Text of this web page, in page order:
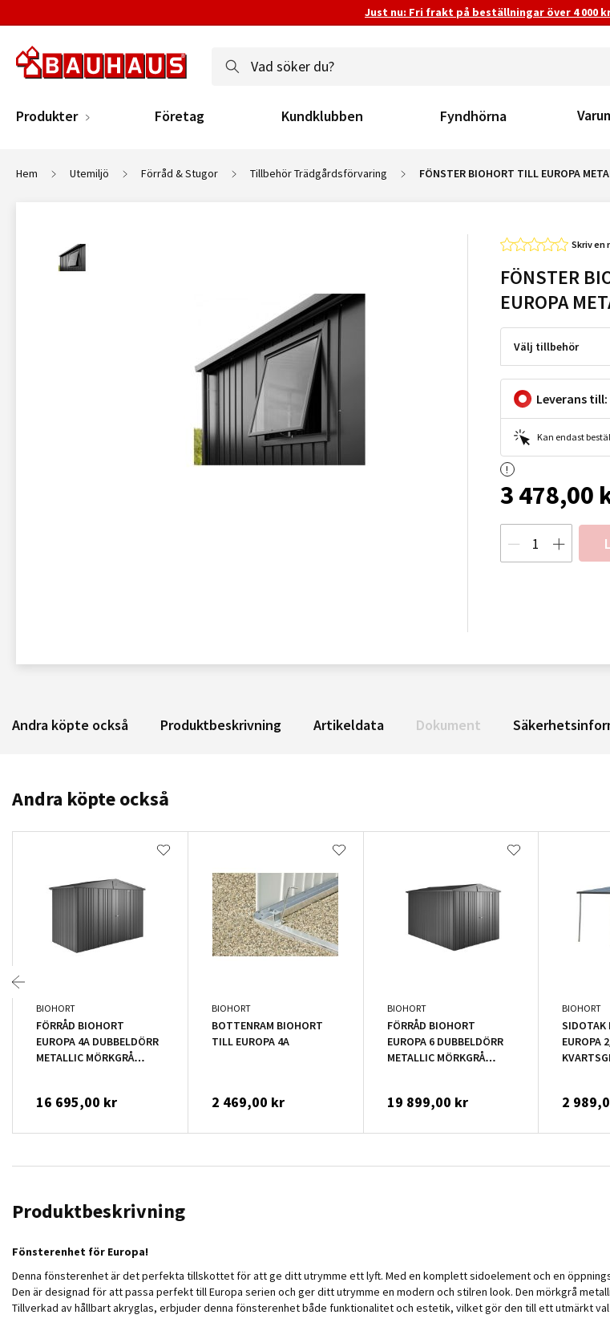
Just nu: Fri frakt på beställningar över 4 000
Produkter Företag Kundklubben Fyndhörna
Hem Utemiljö Förråd & Stugor Tillbehör Trädgårdsförvaring FÖNSTER BIOHORT TILL EUROPA
Skriv en
FÖNSTER
EUROPA
Välj tillbehör
Leverans till:
Kan endast
3 478,00
Andra köpte också Produktbeskrivning Artikeldata Dokument
Andra köpte också
BIOHORT
FÖRRÅD BIOHORT
EUROPA 4A DUBBELDÖRR
METALLIC MÖRKGRÅ
16 695,00 kr
BIOHORT
BOTTENRAM BIOHORT
TILL EUROPA 4A
2 469,00 kr
BIOHORT
FÖRRÅD BIOHORT
EUROPA 6 DUBBELDÖRR
METALLIC MÖRKGRÅ
19 899,00 kr
BIOHORT
EUROPA
2
Produktbeskrivning
Fönsterenhet för Europa!
Denna fönsterenhet är det perfekta tillskottet för att ge ditt utrymme ett lyft. Med en komplett sidoelement och en
Den är designad för att passa perfekt till Europa serien och ger ditt utrymme en modern och stilren look. Den mörkgrå
Tillverkad av hållbart akryglas, erbjuder denna fönsterenhet både funktionalitet och estetik, vilket gör den till ett utmärkt